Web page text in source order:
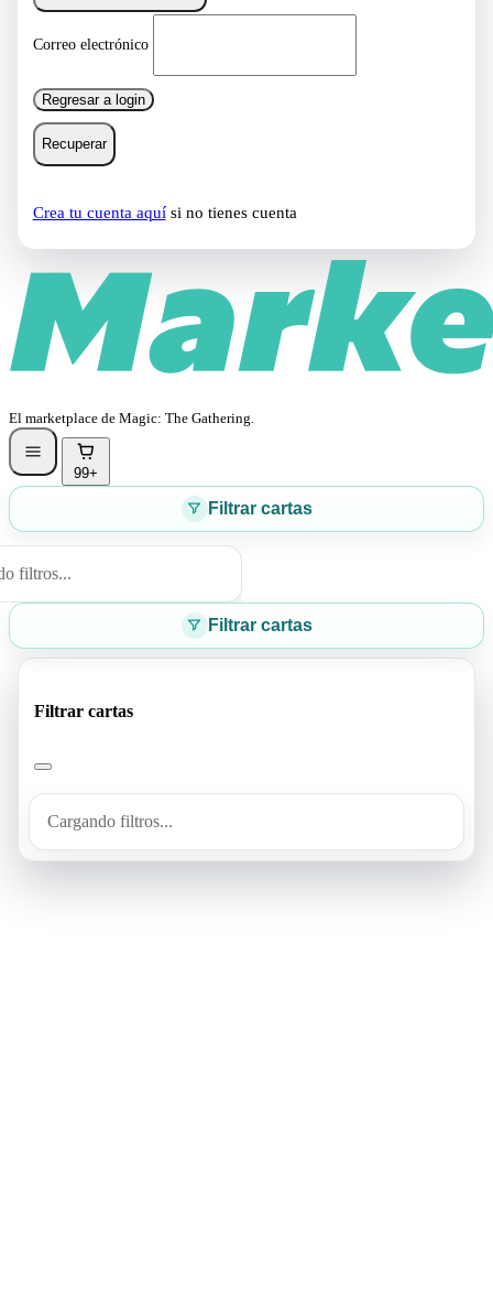
Correo electrónico
Regresar a login
Recuperar
Crea tu cuenta aquísi no tienes cuenta
El marketplace de Magic: The Gathering.
99+
Filtrar cartas
filtros...
Filtrar cartas
Filtrar cartas
Cargando filtros...